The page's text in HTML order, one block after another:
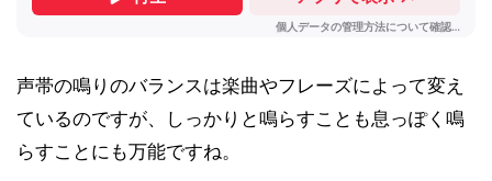
声帯の鳴りのバランスは楽曲やフレーズによって変え
ているのですが、しっかりと鳴らすことも息っぽく鳴
らすことにも万能ですね。